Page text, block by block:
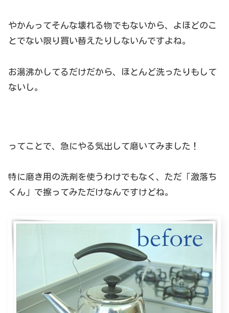
やかんってそんな壊れる物でもないから、よほどのこ
とでない限り買い替えたりしないんですよね。
お湯沸かしてるだけだから、ほとんど洗ったりもして
ないし。
ってことで、急にやる気出して磨いてみました！
特に磨き用の洗剤を使うわけでもなく、ただ「激落ち
くん」で擦ってみただけなんですけどね。